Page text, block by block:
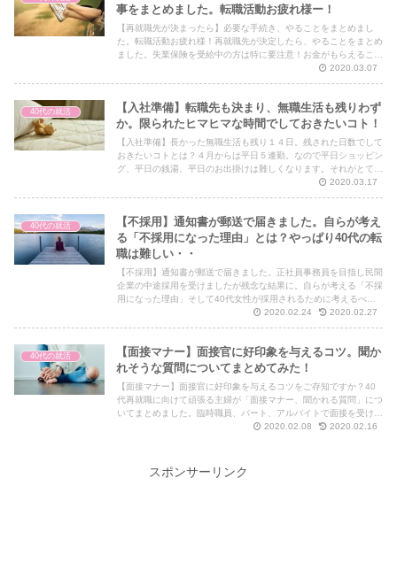
事をまとめました。転職活動お疲れ様ー！
【再就職先が決まったら】必要な手続き、やることをまとめまし
た。転職活動お疲れ様！再就職先が決定したら、やることをまとめ
ました。失業保険を受給中の方は特に要注意！お金がもらえること
もあります。再就職先が決まったら是非よんで下さい。2020.03.07
40代の就活
【入社準備】転職先も決まり、無職生活も残りわず
か。限られたヒマヒマな時間でしておきたいコト！
【入社準備】長かった無職生活も残り１４日。残された日数でして
おきたいコトとは？４月からは平日５連勤。なので平日ショッピン
グ、平日の銭湯、平日のお出掛けは難しくなります。それがとても
2020.03.17
40代の就活
【不採用】通知書が郵送で届きました。自らが考え
る「不採用になった理由」とは？やっぱり40代の転
職は難しい・・
【不採用】通知書が郵送で届きました。正社員事務員を目指し民間
企業の中途採用を受けましたが残念な結果に。自らが考える「不採
用になった理由」そして40代女性が採用されるために考えるべき
こととは。再就職、転職を目指す40代の方、是非よんで下さい。
2020.02.24 2020.02.27
40代の就活
【面接マナー】面接官に好印象を与えるコツ。聞か
れそうな質問についてまとめてみた！
【面接マナー】面接官に好印象を与えるコツをご存知ですか？40
代再就職に向けて頑張る主婦が「面接マナー、聞かれる質問」につ
いてまとめました。臨時職員、パート、アルバイトで面接を受けに
行く前に是非読んでいただきたい面接マナー&質問一覧です。
2020.02.08 2020.02.16
スポンサーリンク